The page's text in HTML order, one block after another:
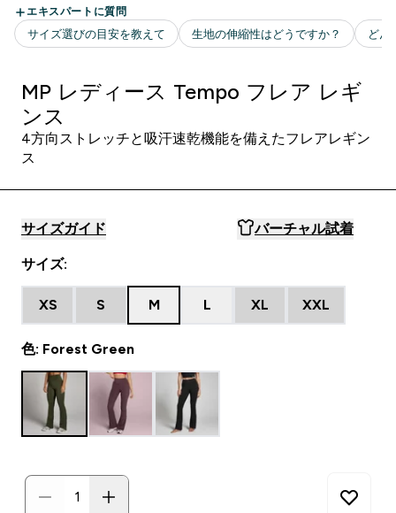
MP レディース Tempo フレア レギ
ンス
4方向ストレッチと吸汗速乾機能を備えたフレアレギン
ス
サイズガイド バーチャル試着
サイズ:
XS S M L XL XXL
色: Forest Green